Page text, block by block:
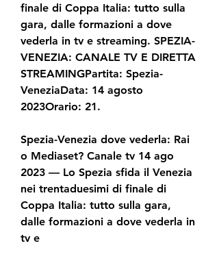
finale di Coppa Italia: tutto sulla
gara, dalle formazioni a dove
vederla in tv e streaming. SPEZIA-
VENEZIA: CANALE TV E DIRETTA
STREAMINGPartita: Spezia-
VeneziaData: 14 agosto
2023Orario: 21.
Spezia-Venezia dove vederla: Rai
o Mediaset? Canale tv 14 ago
2023 — Lo Spezia sfida il Venezia
nei trentaduesimi di finale di
Coppa Italia: tutto sulla gara,
dalle formazioni a dove vederla in
tv e